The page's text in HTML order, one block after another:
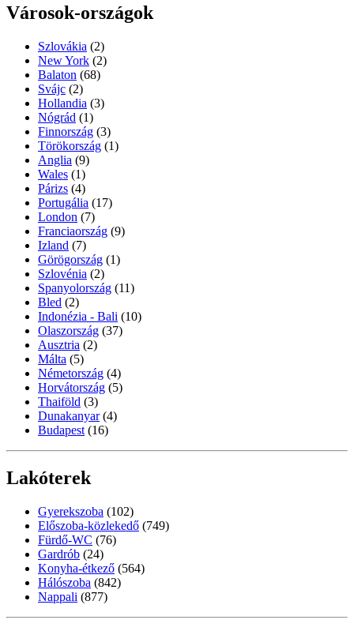
Városok-országok
Szlovákia (2)
New York (2)
Balaton (68)
Svájc (2)
Hollandia (3)
Nógrád (1)
Finnország (3)
Törökország (1)
Anglia (9)
Wales (1)
Párizs (4)
Portugália (17)
London (7)
Franciaország (9)
Izland (7)
Görögország (1)
Szlovénia (2)
Spanyolország (11)
Bled (2)
Indonézia - Bali (10)
Olaszország (37)
Ausztria (2)
Málta (5)
Németország (4)
Horvátország (5)
Thaiföld (3)
Dunakanyar (4)
Budapest (16)
Lakóterek
Gyerekszoba (102)
Előszoba-közlekedő (749)
Fürdő-WC (76)
Gardrób (24)
Konyha-étkező (564)
Hálószoba (842)
Nappali (877)